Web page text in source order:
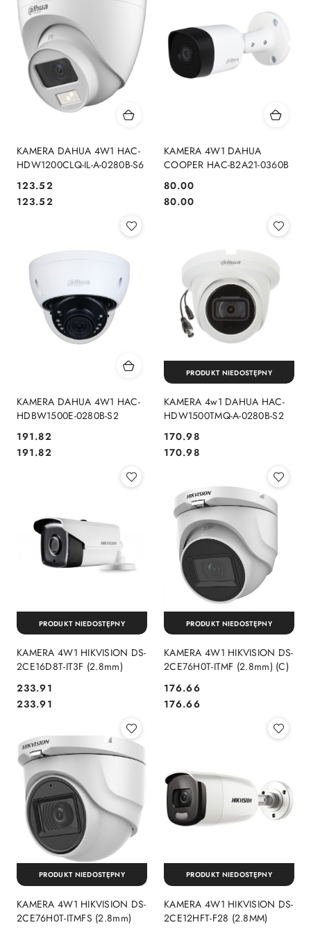
KAMERA DAHUA 4W1 HAC-
HDW1200CLQ-IL-A-0280B-S6
Cena:
123.52
Cena:
123.52
KAMERA 4W1 DAHUA
COOPER HAC-B2A21-0360B
Cena:
80.00
Cena:
80.00
KAMERA DAHUA 4W1 HAC-
HDBW1500E-0280B-S2
Cena:
191.82
Cena:
191.82
KAMERA 4w1 DAHUA HAC-
HDW1500TMQ-A-0280B-S2
Cena:
170.98
Cena:
170.98
PRODUKT NIEDOSTĘPNY
KAMERA 4W1 HIKVISION DS-
2CE16D8T-IT3F (2.8mm)
Cena:
233.91
Cena:
233.91
PRODUKT NIEDOSTĘPNY
KAMERA 4W1 HIKVISION DS-
2CE76H0T-ITMF (2.8mm) (C)
Cena:
176.66
Cena:
176.66
PRODUKT NIEDOSTĘPNY
KAMERA 4W1 HIKVISION DS-
2CE76H0T-ITMFS (2.8mm)
PRODUKT NIEDOSTĘPNY
KAMERA 4W1 HIKVISION DS-
2CE12HFT-F28 (2.8MM)
PRODUKT NIEDOSTĘPNY